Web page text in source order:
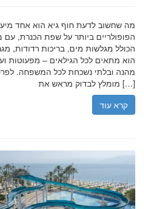
מה שחשוב לדעת חוף גיא הוא אחד
הפופולריים ביותר על שפת הכנרת, עם
הכולל מגלשות מים, בריכות רדודות,
הוא מתאים לכל הגילאים – מפעוטות
מהנה ובלתי נשכחת לכל המשפחה.
מומלץ לבדוק מראש את […]
קרא עוד